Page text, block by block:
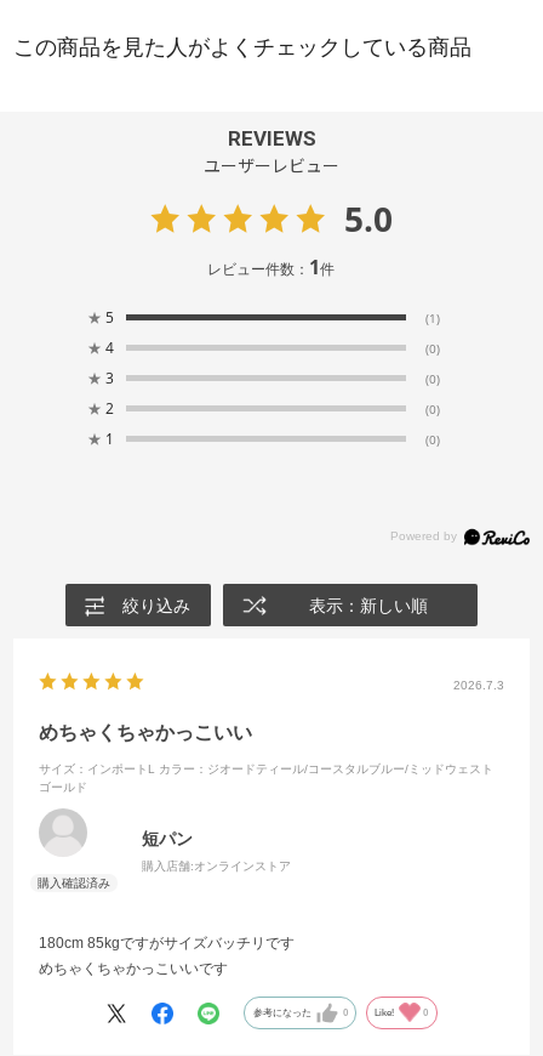
REVIEWS
ユーザーレビュー
5.0
レビュー件数： 1件
★ 5 (1)
★ 4 (0)
★ 3 (0)
★ 2 (0)
★ 1 (0)
絞り込み 表示：新しい順
2026.7.3
めちゃくちゃかっこいい
サイズ：インポートL
カラー：ジオードティール/コースタルブルー/ミッドウェスト
ゴールド
短パン
購入店舗:オンラインストア
180cm 85kgですがサイズバッチリです
めちゃくちゃかっこいいです
参考になった 0 Like! 0